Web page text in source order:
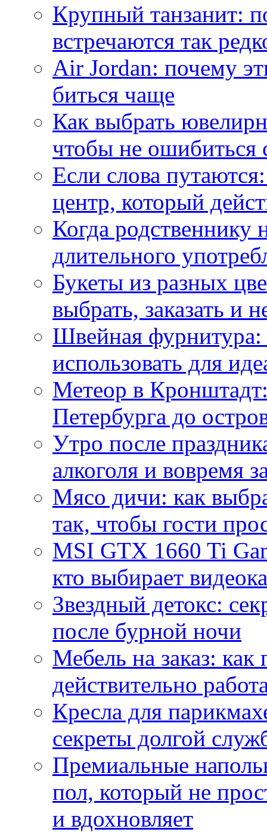
Крупный танзанит:
встречаются так
Air Jordan: почему
биться чаще
Как выбрать
чтобы не ошибиться
Если слова
центр, который
Когда
длительного
Букеты из разных
выбрать, заказать и
Швейная фурнитура:
использовать для
Метеор в
Петербурга до
Утро после
алкоголя и вовремя
Мясо дичи: как
так, чтобы гости
MSI GTX 1660 Ti
кто выбирает
Звездный детокс:
после бурной ночи
Мебель на заказ:
действительно
Кресла для
секреты долгой
Премиальные
пол, который не
и вдохновляет